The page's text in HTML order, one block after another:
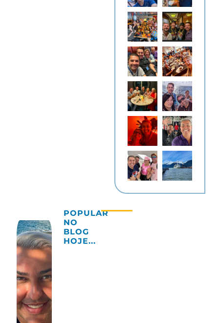
POPULAR
NO
BLOG
HOJE...